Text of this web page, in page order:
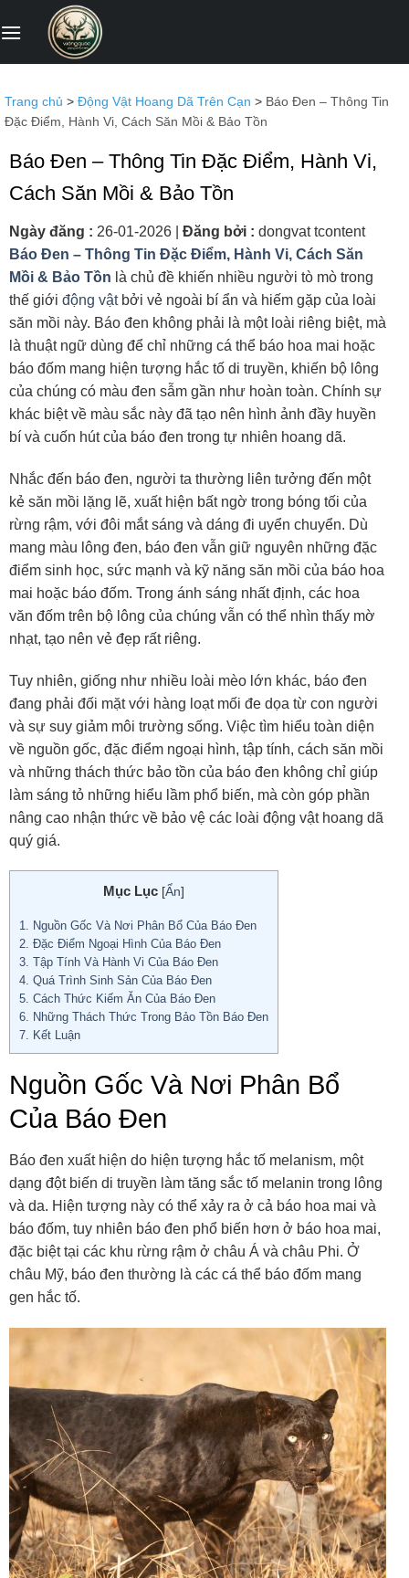
qua
Trang chủ > Động Vật Hoang Dã Trên Cạn > Báo Đen – Thông Tin
Đặc Điểm, Hành Vi, Cách Săn Mồi & Bảo Tồn
Báo Đen – Thông Tin Đặc Điểm, Hành Vi,
Cách Săn Mồi & Bảo Tồn
Ngày đăng : 26-01-2026 Đăng bởi : dongvat tcontent
Báo Đen – Thông Tin Đặc Điểm, Hành Vi, Cách Săn
Mồi & Bảo Tồn là chủ đề khiến nhiều người tò mò trong
thế giới động vậtbởi vẻ ngoài bí ẩn và hiếm gặp của loài
săn mồi này. Báo đen không phải là một loài riêng biệt, mà
là thuật ngữ dùng để chỉ những cá thể báo hoa mai hoặc
báo đốm mang hiện tượng hắc tố di truyền, khiến bộ lông
của chúng có màu đen sẫm gần như hoàn toàn. Chính sự
khác biệt về màu sắc này đã tạo nên hình ảnh đầy huyền
bí và cuốn hút của báo đen trong tự nhiên hoang dã.
Nhắc đến báo đen, người ta thường liên tưởng đến một
kẻ săn mồi lặng lẽ, xuất hiện bất ngờ trong bóng tối của
rừng rậm, với đôi mắt sáng và dáng đi uyển chuyển. Dù
mang màu lông đen, báo đen vẫn giữ nguyên những đặc
điểm sinh học, sức mạnh và kỹ năng săn mồi của báo hoa
mai hoặc báo đốm. Trong ánh sáng nhất định, các hoa
văn đốm trên bộ lông của chúng vẫn có thể nhìn thấy mờ
nhạt, tạo nên vẻ đẹp rất riêng.
Tuy nhiên, giống như nhiều loài mèo lớn khác, báo đen
đang phải đối mặt với hàng loạt mối đe dọa từ con người
và sự suy giảm môi trường sống. Việc tìm hiểu toàn diện
về nguồn gốc, đặc điểm ngoại hình, tập tính, cách săn mồi
và những thách thức bảo tồn của báo đen không chỉ giúp
làm sáng tỏ những hiểu lầm phổ biến, mà còn góp phần
nâng cao nhận thức về bảo vệ các loài động vật hoang dã
quý giá.
Mục Lục [Ẩn]
1.
Nguồn Gốc Và Nơi Phân Bổ Của Báo Đen
2. Đặc Điểm Ngoại Hình Của Báo Đen
3. Tập Tính Và Hành Vi Của Báo Đen
4. Quá Trình Sinh Sản Của Báo Đen
5. Cách Thức Kiếm Ăn Của Báo Đen
6. Những Thách Thức Trong Bảo Tồn Báo Đen
7. Kết Luận
Nguồn Gốc Và Nơi Phân Bổ
Của Báo Đen
Báo đen xuất hiện do hiện tượng hắc tố melanism, một
dạng đột biến di truyền làm tăng sắc tố melanin trong lông
và da. Hiện tượng này có thể xảy ra ở cả báo hoa mai và
báo đốm, tuy nhiên báo đen phổ biến hơn ở báo hoa mai,
đặc biệt tại các khu rừng rậm ở châu Á và châu Phi. Ở
châu Mỹ, báo đen thường là các cá thể báo đốm mang
gen hắc tố.